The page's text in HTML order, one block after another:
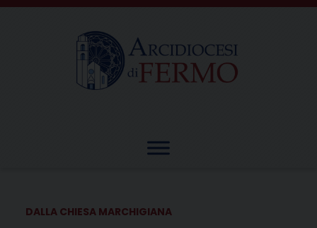
Skip
DALLA CHIESA MARCHIGIANA